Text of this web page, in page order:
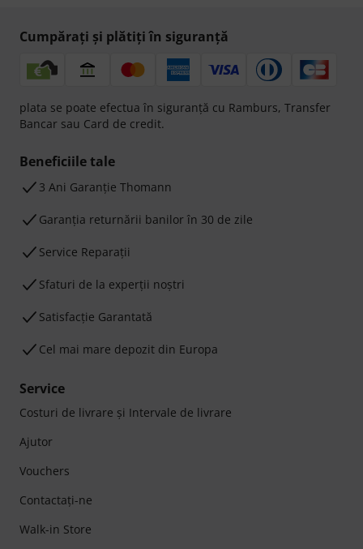
Cumpărați și plătiți în siguranță
plata se poate efectua în siguranță cu Ramburs, Transfer
Bancar sau Card de credit.
Beneficiile tale
3 Ani Garanție Thomann
Garanţia returnării banilor în 30 de zile
Service Reparații
Sfaturi de la experții noștri
Satisfacție Garantată
Cel mai mare depozit din Europa
Service
Costuri de livrare şi Intervale de livrare
Ajutor
Vouchers
Contactaţi-ne
Walk-in Store